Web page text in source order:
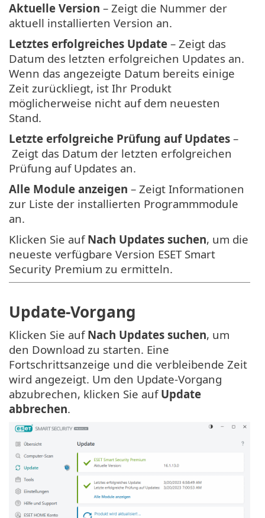
Aktuelle Version – Zeigt die Nummer der
aktuell installierten Version an.
Letztes erfolgreiches Update – Zeigt das
Datum des letzten erfolgreichen Updates an.
Wenn das angezeigte Datum bereits einige
Zeit zurückliegt, ist Ihr Produkt
möglicherweise nicht auf dem neuesten
Stand.
Letzte erfolgreiche Prüfung auf Updates –
Zeigt das Datum der letzten erfolgreichen
Prüfung auf Updates an.
Alle Module anzeigen – Zeigt Informationen
zur Liste der installierten Programmmodule
an.
Klicken Sie auf Nach Updates suchen, um die
neueste verfügbare Version ESET Smart
Security Premium zu ermitteln.
Update-Vorgang
Klicken Sie auf Nach Updates suchen, um
den Download zu starten. Eine
Fortschrittsanzeige und die verbleibende Zeit
wird angezeigt. Um den Update-Vorgang
abzubrechen, klicken Sie auf Update
abbrechen.